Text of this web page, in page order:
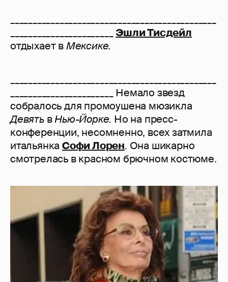
Эшли Тисдейл
отдыхает вМексике.
_______________________ Немало звезд
собралось для промоушена мюзикла
ДевятьвНью-Йорке. Но на пресс-
конференции, несомненно, всех затмила
итальянкаСофи Лорен. Она шикарно
смотрелась в красном брючном костюме.